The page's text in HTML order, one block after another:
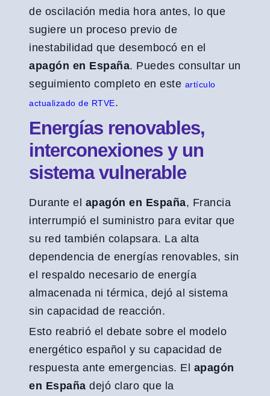
de oscilación media hora antes, lo que
sugiere un proceso previo de
inestabilidad que desembocó en el
apagón en España. Puedes consultar un
seguimiento completo en este artículo
actualizado de RTVE.
Energías renovables,
interconexiones y un
sistema vulnerable
Durante el apagón en España, Francia
interrumpió el suministro para evitar que
su red también colapsara. La alta
dependencia de energías renovables, sin
el respaldo necesario de energía
almacenada ni térmica, dejó al sistema
sin capacidad de reacción.
Esto reabrió el debate sobre el modelo
energético español y su capacidad de
respuesta ante emergencias. El apagón
en España dejó claro que la